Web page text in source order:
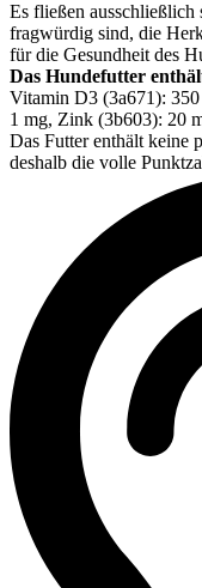
Es fließen
fragwürdig sind, die
für die Gesundheit des
Das Hundefutter
Vitamin D3 (3a671):
1 mg, Zink (3b603): 20
Das Futter enthält keine
deshalb die volle